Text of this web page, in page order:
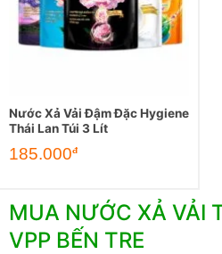
Nước Xả Vải Đậm Đặc Hygiene
Thái Lan Túi 3 Lít
185.000đ
MUA NƯỚC XẢ VẢI
VPP BẾN TRE